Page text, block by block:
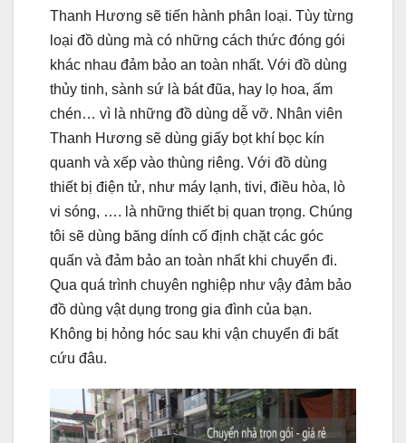
Thanh Hương sẽ tiến hành phân loại. Tùy từng
loại đồ dùng mà có những cách thức đóng gói
khác nhau đảm bảo an toàn nhất. Với đồ dùng
thủy tinh, sành sứ là bát đũa, hay lọ hoa, ấm
chén… vì là những đồ dùng dễ vỡ. Nhân viên
Thanh Hương sẽ dùng giấy bọt khí bọc kín
quanh và xếp vào thùng riêng. Với đồ dùng
thiết bị điện tử, như máy lạnh, tivi, điều hòa, lò
vi sóng, …. là những thiết bị quan trọng. Chúng
tôi sẽ dùng băng dính cố định chặt các góc
quấn và đảm bảo an toàn nhất khi chuyển đi.
Qua quá trình chuyên nghiệp như vậy đảm bảo
đồ dùng vật dụng trong gia đình của bạn.
Không bị hỏng hóc sau khi vận chuyển đi bất
cứu đâu.